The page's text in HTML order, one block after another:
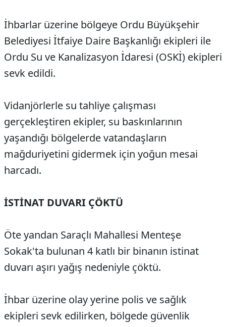
İhbarlar üzerine bölgeye Ordu Büyükşehir
Belediyesi İtfaiye Daire Başkanlığı ekipleri ile
Ordu Su ve Kanalizasyon İdaresi (OSKİ) ekipleri
sevk edildi.
Vidanjörlerle su tahliye çalışması
gerçekleştiren ekipler, su baskınlarının
yaşandığı bölgelerde vatandaşların
mağduriyetini gidermek için yoğun mesai
harcadı.
İSTİNAT DUVARI ÇÖKTÜ
Öte yandan Saraçlı Mahallesi Menteşe
Sokak'ta bulunan 4 katlı bir binanın istinat
duvarı aşırı yağış nedeniyle çöktü.
İhbar üzerine olay yerine polis ve sağlık
ekipleri sevk edilirken, bölgede güvenlik